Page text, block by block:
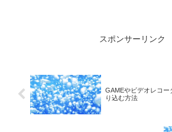
スポンサーリンク
GAMEやビデオレコー
り込む方法